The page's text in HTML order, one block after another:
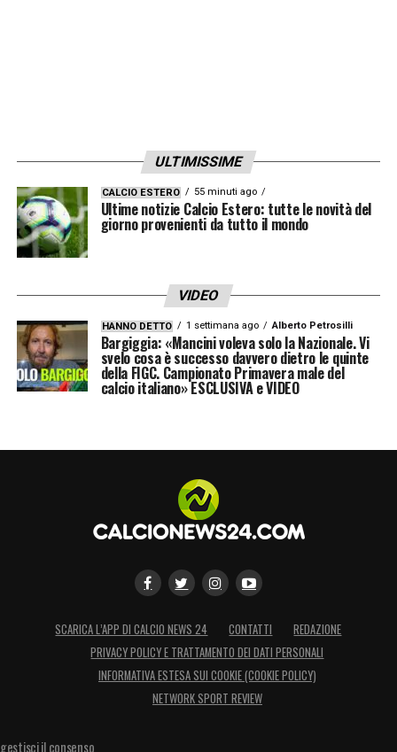
bene. Inter ti amo».
17.40 – Lo sfottò di Dumfries a
Theo Hernandez: lo porta al
Non possono mancare gli sfottò contro il
Milan: Denzel Dumfries mostra un’immagine
in cui porta al guinzaglio Theo Hernandez.
distanza col#Milanesibendo dal
#Interun due aste che lo
raffigura mentre tiene al guinzaglio
#TheoHernandezcol quale ci sono stati
pic.twitter.com/J1qZ7QJ25Y
— Nicolò Schira (@NicoSchira)April
28, 2024
ULTIMISSIME
CALCIO ESTERO 55 minuti ago
Ultime notizie Calcio Estero: tutte le novità del
giorno provenienti da tutto il mondo
VIDEO
HANNO DETTO 1 settimana ago Alberto Petrosilli
Bargiggia: «Mancini voleva solo la Nazionale. Vi
svelo cosa è successo davvero dietro le quinte
della FIGC. Campionato Primavera male del
calcio italiano» ESCLUSIVA e VIDEO
SCARICA L’APP DI CALCIO NEWS 24 CONTATTI
REDAZIONE
PRIVACY POLICY E TRATTAMENTO DEI DATI PERSONALI
INFORMATIVA ESTESA SUI COOKIE (COOKIE POLICY)
NETWORK SPORT REVIEW
gestisci il consenso